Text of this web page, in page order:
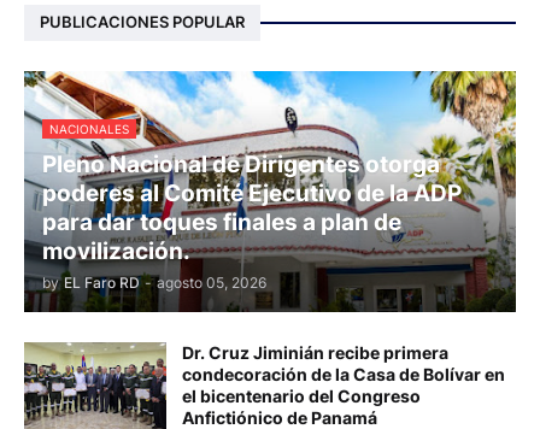
PUBLICACIONES POPULAR
NACIONALES
Pleno Nacional de Dirigentes otorga
poderes al Comité Ejecutivo de la ADP
para dar toques finales a plan de
movilización.
by EL Faro RD - agosto 05, 2026
Dr. Cruz Jiminián recibe primera
condecoración de la Casa de Bolívar en
el bicentenario del Congreso
Anfictiónico de Panamá